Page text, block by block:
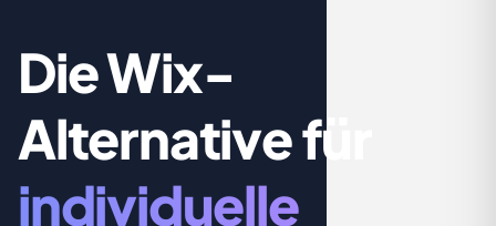
Die Wix-
Alternative für
individuelle